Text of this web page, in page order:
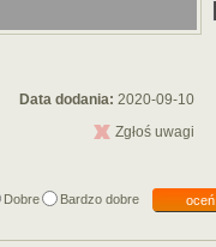
Data dodania: 2020-09-10
Zgłoś uwagi
Dobre Bardzo dobre
oceń